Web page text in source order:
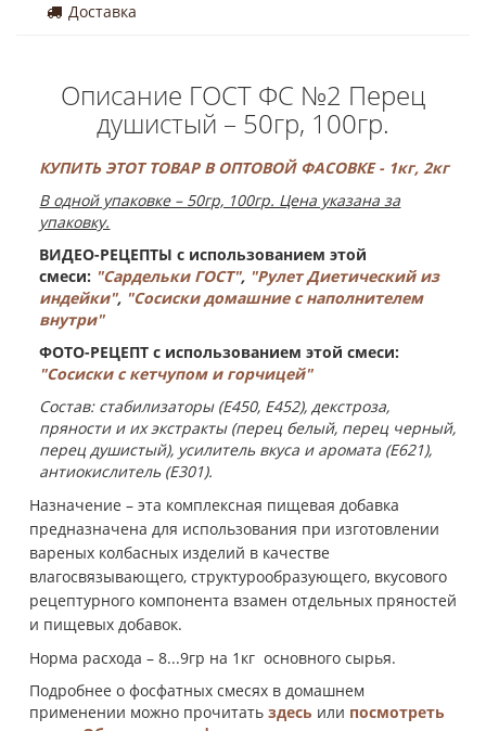
Доставка
Описание ГОСТ ФС №2 Перец
душистый – 50гр, 100гр.
КУПИТЬ ЭТОТ ТОВАР В ОПТОВОЙ ФАСОВКЕ - 1кг, 2кг
В одной упаковке – 50гр, 100гр. Цена указана за
упаковку.
ВИДЕО-РЕЦЕПТЫ с использованием этой
смеси: "Сардельки ГОСТ", "Рулет Диетический из
индейки", "Сосиски домашние с наполнителем
внутри"
ФОТО-РЕЦЕПТ с использованием этой смеси:
"Сосиски с кетчупом и горчицей"
Состав: стабилизаторы (Е450, Е452), декстроза,
пряности и их экстракты (перец белый, перец черный,
перец душистый), усилитель вкуса и аромата (Е621),
антиокислитель (Е301).
Назначение – эта комплексная пищевая добавка
предназначена для использования при изготовлении
вареных колбасных изделий в качестве
влагосвязывающего, структурообразующего, вкусового
рецептурного компонента взамен отдельных пряностей
и пищевых добавок.
Норма расхода – 8...9гр на 1кг основного сырья.
Подробнее о фосфатных смесях в домашнем
применении можно прочитать здесь или посмотреть